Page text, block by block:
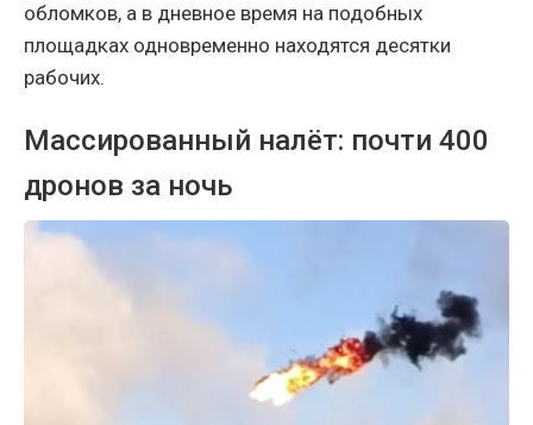
обломков, а в дневное время на подобных
площадках одновременно находятся десятки
рабочих.
Массированный налёт: почти 400
дронов за ночь